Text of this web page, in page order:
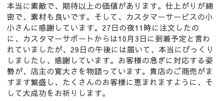
本当に素敵で、期待以上の価値があります。仕上がりが綿
密で、素材も良いです。そして、カスタマーサービスの小
小さんに感謝しています。27日の夜11時に注文したの
に、カスタマーサポートからは10月3日に到着予定と言わ
れていましたが、29日の午後には届いて、本当にびっくり
しましたし、感謝しています。お客様の急ぎに対応する姿
勢が、店主の寛大さを物語っています。貴店のご商売がま
すます繁盛し、たくさんのお客様に恵まれますように、そ
して大成功をお祈りします。